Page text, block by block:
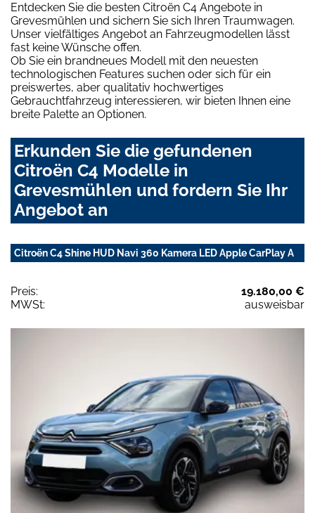
Entdecken Sie die besten Citroën C4 Angebote in
Grevesmühlen und sichern Sie sich Ihren Traumwagen.
Unser vielfältiges Angebot an Fahrzeugmodellen lässt
fast keine Wünsche offen.
Ob Sie ein brandneues Modell mit den neuesten
technologischen Features suchen oder sich für ein
preiswertes, aber qualitativ hochwertiges
Gebrauchtfahrzeug interessieren, wir bieten Ihnen eine
breite Palette an Optionen.
Erkunden Sie die gefundenen
Citroën C4 Modelle in
Grevesmühlen und fordern Sie Ihr
Angebot an
Citroën C4 Shine HUD Navi 360 Kamera LED Apple CarPlay A
Preis:
19.180,00 €
MWSt:
ausweisbar